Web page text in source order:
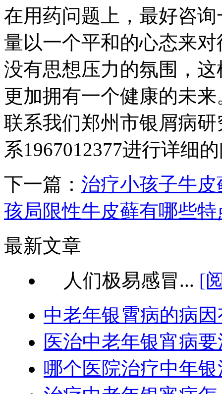
在用药问题上，最好咨
量以一个平和的心态来
没有思想压力的氛围，
更加拥有一个健康的未
联系我们郑州市银屑病
系1967012377进行详细
下一篇： 治疗小孩子牛
孩局限性牛皮藓有哪些特
最新文章
人们极易感冒... [
中老年银霄病的病
医治中老年银宵病
哪个医院治疗中年